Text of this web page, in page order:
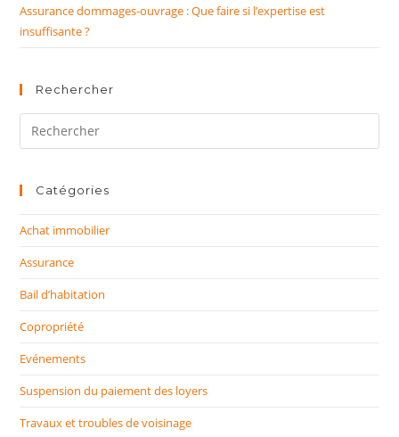
Assurance dommages-ouvrage : Que faire si l’expertise est
insuffisante ?
Rechercher
Rechercher
sur
siteCatégories
Achat immobilier
Assurance
Bail d’habitation
Copropriété
Evénements
Suspension du paiement des loyers
Travaux et troubles de voisinage